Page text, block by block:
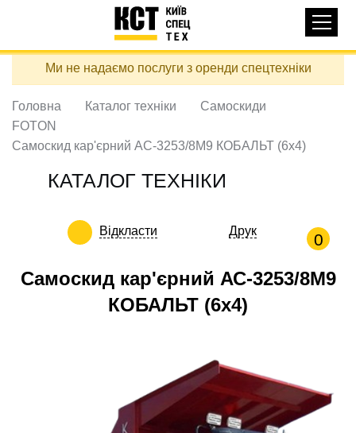
Перейти
вмісту
навигация
КАТАЛОГ ТЕХНІКИ
ДОСТАВКА ТА ОПЛАТА
ПРО НАС
ВІДГУКИ
ПОДЗВОНИТИ
Контактні телефони:
Ми не надаємо послуги з оренди спецтехніки
Головна Каталог техніки
Самоскиди
FOTON
Самоскид кар'єрний АС-3253/8М9 КОБАЛЬТ (6x4)
КАТАЛОГ ТЕХНІКИ
Відкласти Друк 0
Самоскид кар'єрний АС-3253/8М9
КОБАЛЬТ (6x4)